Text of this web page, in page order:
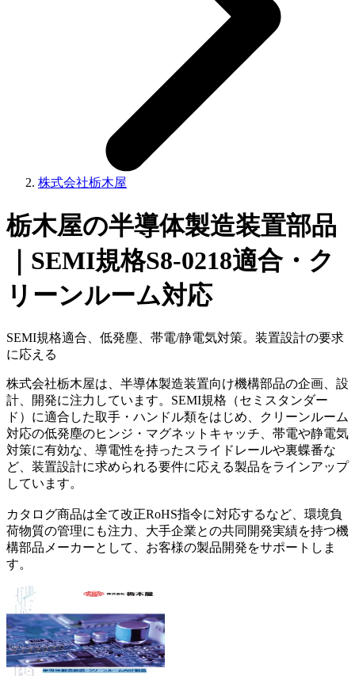
株式会社栃木屋
栃木屋の半導体製造装置部品
｜SEMI規格S8-0218適合・ク
リーンルーム対応
SEMI規格適合、低発塵、帯電/静電気対策。装置設計の要求
に応える
株式会社栃木屋は、半導体製造装置向け機構部品の企画、設
計、開発に注力しています。SEMI規格（セミスタンダー
ド）に適合した取手・ハンドル類をはじめ、クリーンルーム
対応の低発塵のヒンジ・マグネットキャッチ、帯電や静電気
対策に有効な、導電性を持ったスライドレールや裏蝶番な
ど、装置設計に求められる要件に応える製品をラインアップ
しています。
カタログ商品は全て改正RoHS指令に対応するなど、環境負
荷物質の管理にも注力、大手企業との共同開発実績を持つ機
構部品メーカーとして、お客様の製品開発をサポートしま
す。